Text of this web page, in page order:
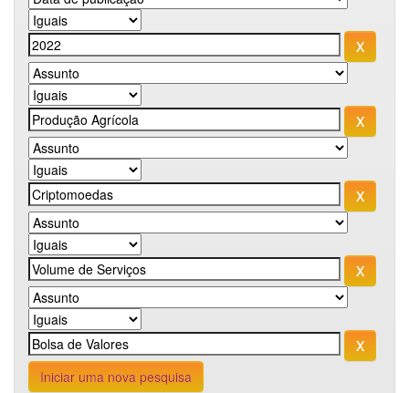
Iniciar uma nova pesquisa